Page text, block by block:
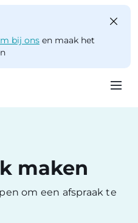
bij ons en maak het
maken
om een afspraak te